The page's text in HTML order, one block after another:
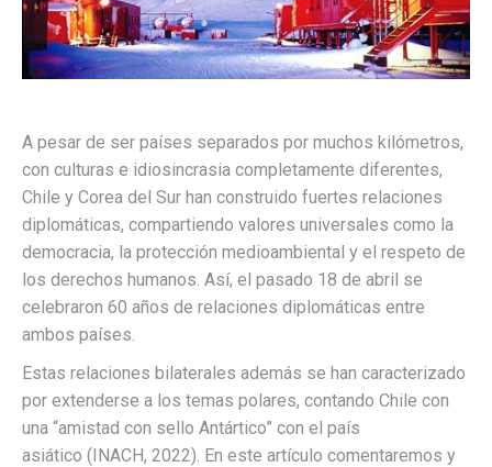
A pesar de ser países separados por muchos kilómetros,
con culturas e idiosincrasia completamente diferentes,
Chile y Corea del Sur han construido fuertes relaciones
diplomáticas, compartiendo valores universales como la
democracia, la protección medioambiental y el respeto de
los derechos humanos. Así, el pasado 18 de abril se
celebraron 60 años de relaciones diplomáticas entre
ambos países.
Estas relaciones bilaterales además se han caracterizado
por extenderse a los temas polares, contando Chile con
una “amistad con sello Antártico” con el país
asiático (INACH, 2022). En este artículo comentaremos y